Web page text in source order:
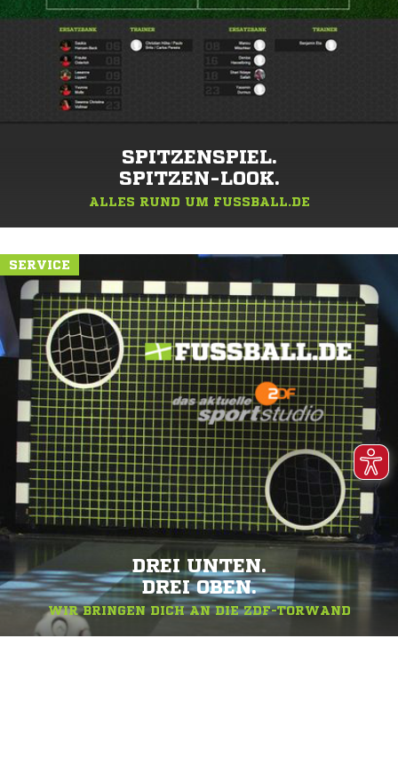
SPITZENSPIEL.
SPITZEN-LOOK.
ALLES RUND UM FUSSBALL.DE
SERVICE
DREI UNTEN.
DREI OBEN.
WIR BRINGEN DICH AN DIE ZDF-TORWAND